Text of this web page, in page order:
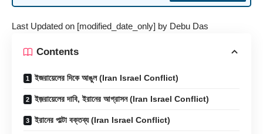
Last Updated on [modified_date_only] by Debu Das
Contents
ইজরায়েলের দিকে আঙুল (Iran Israel Conflict)
ইজ়রায়েলের দাবি, ইরানের আগ্রাসন (Iran Israel Conflict)
ইরানের পাল্টা বক্তব্য (Iran Israel Conflict)